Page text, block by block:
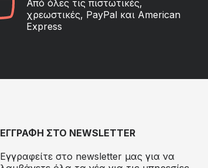
Από όλες τις πιστωτικές,
χρεωστικές, PayPal και American
Express
ΕΓΓΡΑΦΗ ΣΤΟ NEWSLETTER
Εγγραφείτε στο newsletter μας για να